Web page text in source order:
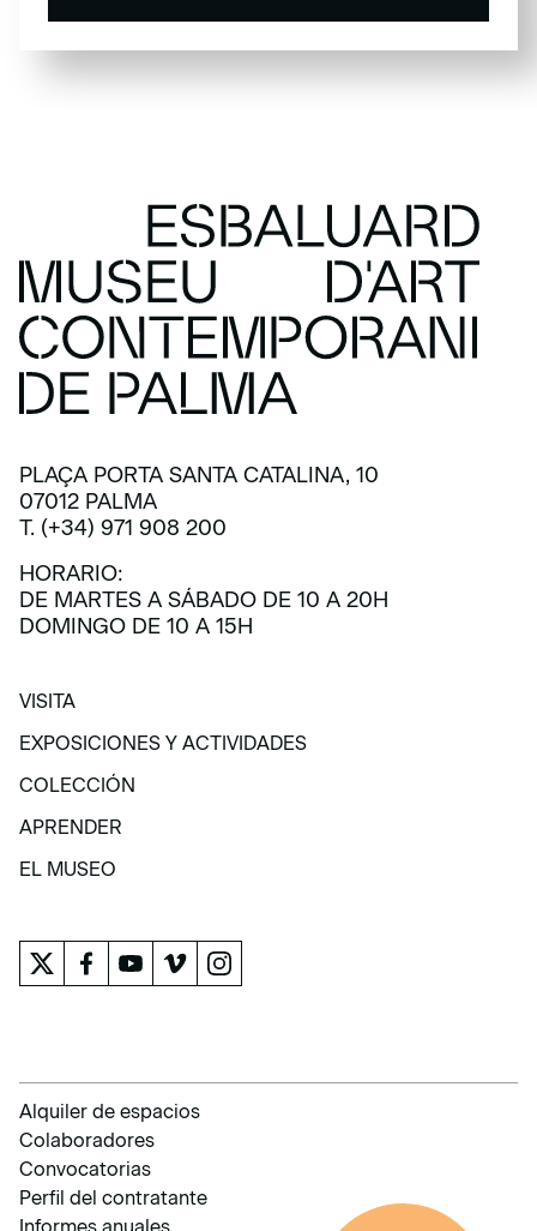
SUSCRÍBETE
PLAÇA PORTA SANTA CATALINA, 10
07012 PALMA
T. (+34) 971 908 200
HORARIO:
DE MARTES A SÁBADO DE 10 A 20H
DOMINGO DE 10 A 15H
VISITA
VISITA
EXPOSICIONES Y ACTIVIDADES
EXPOSICIONES Y ACTIVIDADES
COLECCIÓN
COLECCIÓN
APRENDER
APRENDER
EL MUSEO
Alquiler de espacios
Colaboradores
Convocatorias
Perfil del contratante